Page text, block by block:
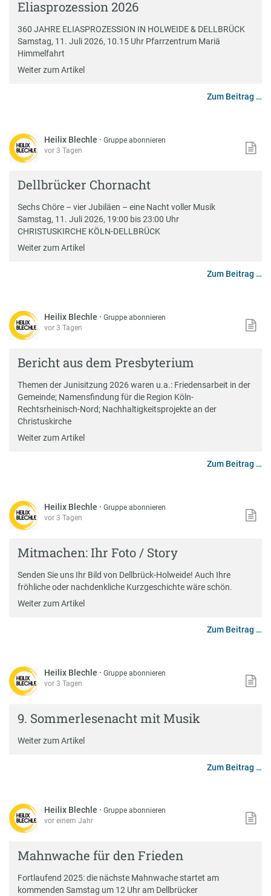
Eliasprozession 2026
360 JAHRE ELIASPROZESSION IN HOLWEIDE & DELLBRÜCK
Samstag, 11. Juli 2026, 10.15 Uhr Pfarrzentrum Mariä
Himmelfahrt
Weiter zum Artikel
Zum Beitrag …
Heilix Blechle ·Gruppe abonnieren
vor 3 Tagen
Dellbrücker Chornacht
Sechs Chöre – vier Jubiläen – eine Nacht voller Musik
Samstag, 11. Juli 2026, 19:00 bis 23:00 Uhr
CHRISTUSKIRCHE KÖLN-DELLBRÜCK
Weiter zum Artikel
Zum Beitrag …
Heilix Blechle ·Gruppe abonnieren
vor 3 Tagen
Bericht aus dem Presbyterium
Themen der Junisitzung 2026 waren u.a.: Friedensarbeit in der
Gemeinde; Namensfindung für die Region Köln-
Rechtsrheinisch-Nord; Nachhaltigkeitsprojekte an der
Christuskirche
Weiter zum Artikel
Zum Beitrag …
Heilix Blechle ·Gruppe abonnieren
vor 3 Tagen
Mitmachen: Ihr Foto / Story
Senden Sie uns Ihr Bild von Dellbrück-Holweide! Auch Ihre
fröhliche oder nachdenkliche Kurzgeschichte wäre schön.
Weiter zum Artikel
Zum Beitrag …
Heilix Blechle ·Gruppe abonnieren
vor 3 Tagen
9. Sommerlesenacht mit Musik
Weiter zum Artikel
Zum Beitrag …
Heilix Blechle ·Gruppe abonnieren
vor einem Jahr
Mahnwache für den Frieden
Fortlaufend 2025: die nächste Mahnwache startet am
kommenden Samstag um 12 Uhr am Dellbrücker